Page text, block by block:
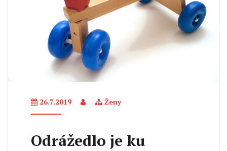
26.7.2019 Ženy
Odrážedlo je ku